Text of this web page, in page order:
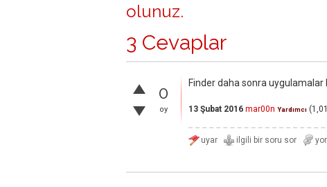
olunuz.
3 Cevaplar
0
oy
Finder daha sonra uygulamalar
13 Şubat 2016 mar00n Yardımcı (